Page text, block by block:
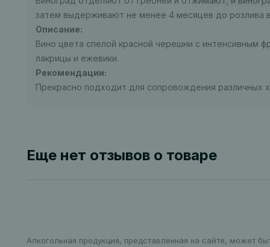
затем выдерживают не менее 4 месяцев до розлива
Описание:
Вино цвета спелой красной черешни с интенсивным
лакрицы и ежевики.
Рекомендации:
Прекрасно подходит для сопровождения различных
Еще нет отзывов о товаре
Алкогольная продукция, представленная на сайте, может